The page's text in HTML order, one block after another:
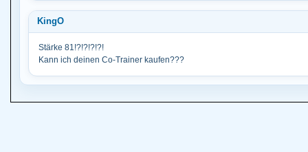
KingO
Stärke 81!?!?!?!?!
Kann ich deinen Co-Trainer kaufen???